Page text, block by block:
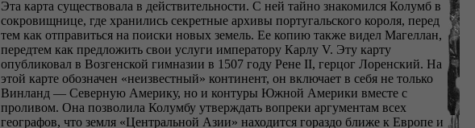
Эта карта существовала в действительности. С ней тайно знакомился Колумб в
сокровищнице, где хранились секретные архивы португальского короля, перед
тем как отправиться на поиски новых земель. Ее копию также видел Магеллан,
передтем как предложить свои услуги императору Карлу V. Эту карту
опубликовал в Возгенской гимназии в 1507 году Рене II, герцог Лоренский. На
этой карте обозначен «неизвестный» континент, он включает в себя не только
Винланд — Северную Америку, но и контуры Южной Америки вместе с
проливом. Она позволила Колумбу утверждать вопреки аргументам всех
географов, что земля «Центральной Азии» находится гораздо ближе к Европе и